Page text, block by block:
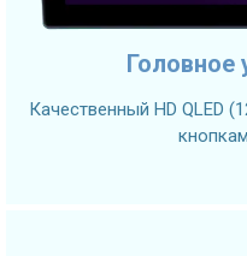
Головное
Качественный HD QLED